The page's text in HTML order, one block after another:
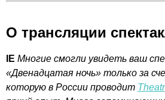
О трансляции
IE Многие смогли увидеть ваш
«Двенадцатая ночь» только за
которую в России проводит